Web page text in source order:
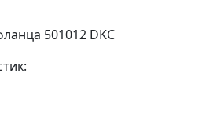
501012 DKC